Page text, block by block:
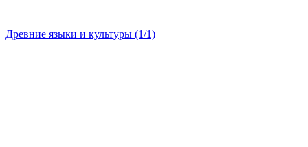
Древние языки и культуры (1/1)